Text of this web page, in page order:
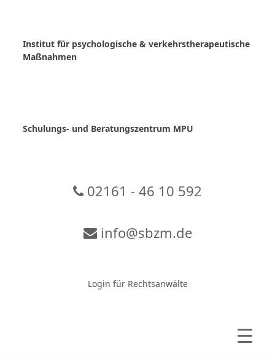
Institut für psychologische & verkehrstherapeutische
Maßnahmen
Schulungs- und Beratungszentrum MPU
02161 - 46 10 592
info@sbzm.de
Login für Rechtsanwälte